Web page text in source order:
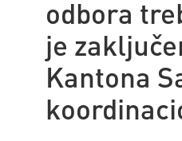
odbora
je
Kantona